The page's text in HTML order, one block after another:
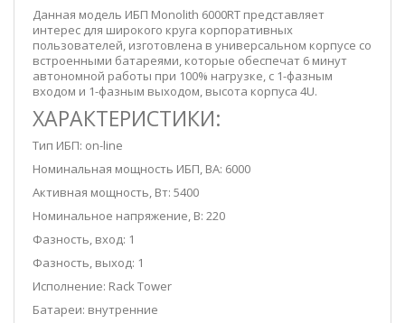
Данная модель ИБП Monolith 6000RT представляет
интерес для широкого круга корпоративных
пользователей, изготовлена в универсальном корпусе со
встроенными батареями, которые обеспечат 6 минут
автономной работы при 100% нагрузке, с 1-фазным
входом и 1-фазным выходом, высота корпуса 4U.
ХАРАКТЕРИСТИКИ:
Тип ИБП: on-line
Номинальная мощность ИБП, BA: 6000
Активная мощность, Bт: 5400
Номинальное напряжение, В: 220
Фазность, вход: 1
Фазность, выход: 1
Исполнение: Rack Tower
Батареи: внутренние